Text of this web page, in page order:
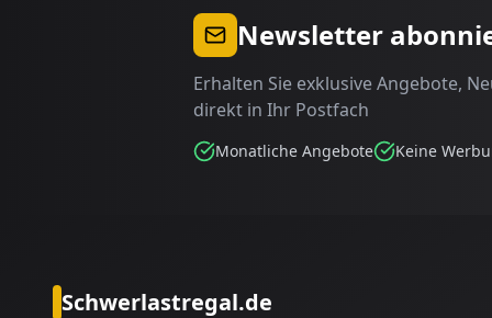
Newsletter
Erhalten Sie exklusive Angebote,
direkt in Ihr Postfach
Monatliche Angebote Keine
Schwerlastregal.de